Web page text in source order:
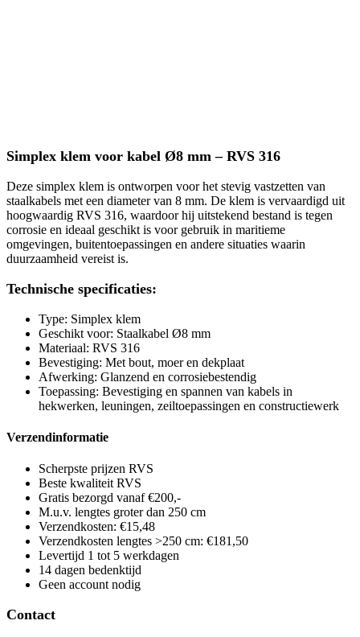
Simplex klem voor kabel Ø8 mm – RVS 316
Deze simplex klem is ontworpen voor het stevig vastzetten van
staalkabels met een diameter van 8 mm. De klem is vervaardigd uit
hoogwaardig RVS 316, waardoor hij uitstekend bestand is tegen
corrosie en ideaal geschikt is voor gebruik in maritieme
omgevingen, buitentoepassingen en andere situaties waarin
duurzaamheid vereist is.
Technische specificaties:
Type: Simplex klem
Geschikt voor: Staalkabel Ø8 mm
Materiaal: RVS 316
Bevestiging: Met bout, moer en dekplaat
Afwerking: Glanzend en corrosiebestendig
Toepassing: Bevestiging en spannen van kabels in
hekwerken, leuningen, zeiltoepassingen en constructiewerk
Verzendinformatie
Scherpste prijzen RVS
Beste kwaliteit RVS
Gratis bezorgd vanaf €200,-
M.u.v. lengtes groter dan 250 cm
Verzendkosten: €15,48
Verzendkosten lengtes >250 cm: €181,50
Levertijd 1 tot 5 werkdagen
14 dagen bedenktijd
Geen account nodig
Contact